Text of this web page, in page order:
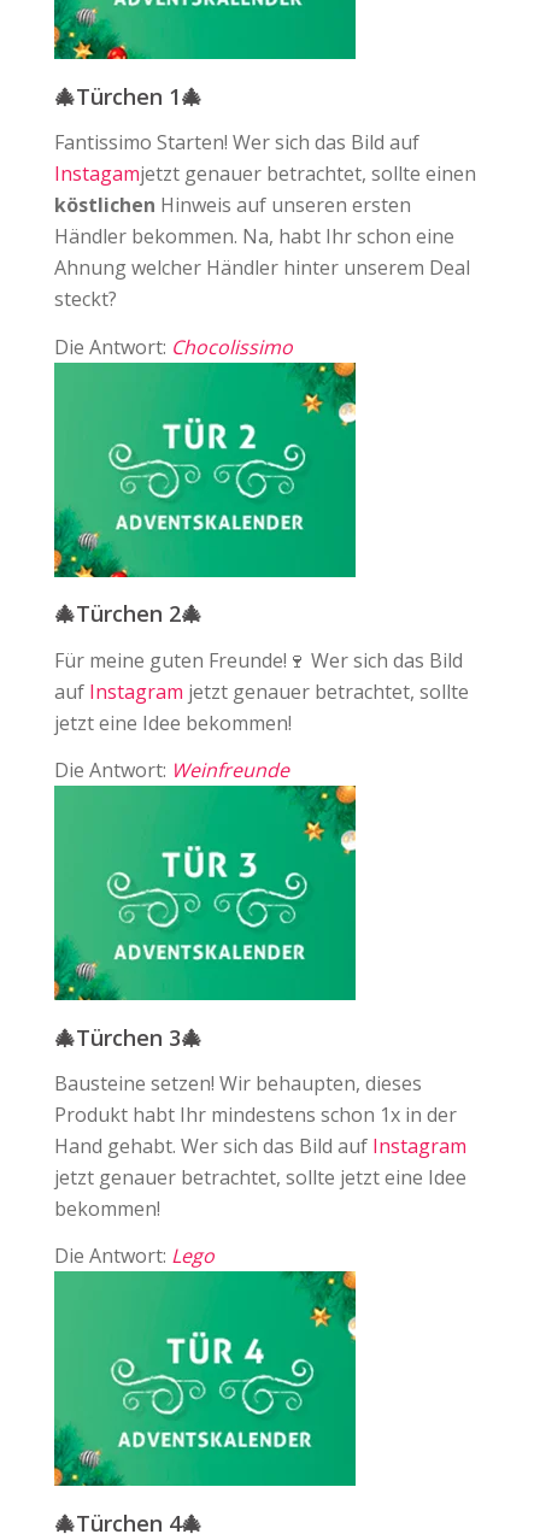
🎄Türchen 1🎄
Fantissimo Starten! Wer sich das Bild auf
Instagamjetzt genauer betrachtet, sollte einen
köstlichen Hinweis auf unseren ersten
Händler bekommen. Na, habt Ihr schon eine
Ahnung welcher Händler hinter unserem Deal
steckt?
Die Antwort: Chocolissimo
🎄Türchen 2🎄
Für meine guten Freunde!🍷 Wer sich das Bild
auf Instagram jetzt genauer betrachtet, sollte
jetzt eine Idee bekommen!
Die Antwort: Weinfreunde
🎄Türchen 3🎄
Bausteine setzen! Wir behaupten, dieses
Produkt habt Ihr mindestens schon 1x in der
Hand gehabt.⁠ Wer sich das Bild auf Instagram
jetzt genauer betrachtet, sollte jetzt eine Idee
bekommen!
Die Antwort: Lego
🎄Türchen 4🎄